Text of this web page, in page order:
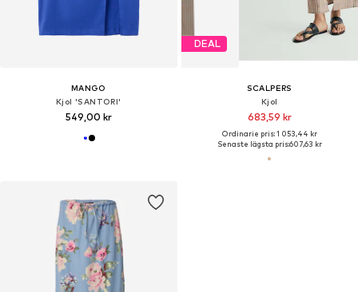
MANGO
Kjol 'SANTORI'
549,00 kr
DEAL
SCALPERS
Kjol
683,59 kr
Ordinarie pris: 1 053,44 kr
Senaste lägsta pris:607,63 kr